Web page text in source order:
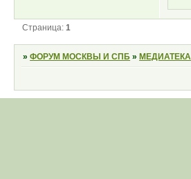
Страница:1
»ФОРУМ МОСКВЫ И СПБ »МЕДИАТЕКА